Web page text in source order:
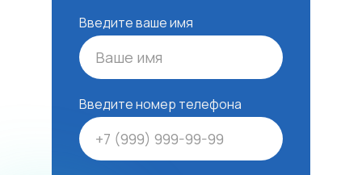
Введите ваше имя
Введите номер телефона